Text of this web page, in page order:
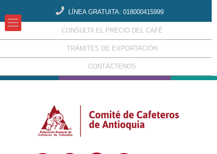
LÍNEA GRATUITA: 018000415999
CONSULTA EL PRECIO DEL CAFÉ
TRÁMITES DE EXPORTACIÓN
CONTÁCTENOS